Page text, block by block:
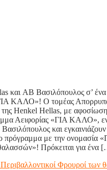
και AB Βασιλόπουλος σ’ ένα
ΚΑΛΟ»! Ο τομέας
της Henkel Hellas, με
Αειφορίας «ΓΙΑ ΚΑΛΟ»,
και εγκαινιάζουν
με την ονομασία
Πρόκειται για ένα
Φρουροί των